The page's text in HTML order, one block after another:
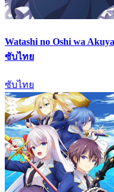
Watashi no Oshi wa
ซับไทย
ซับไทย